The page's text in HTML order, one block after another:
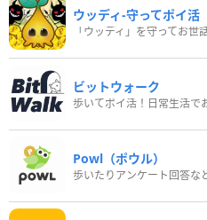
ウッディ‐守ってポイ活
「ウッディ」を守ってお世
ビットウォーク
Powl（ポウル）